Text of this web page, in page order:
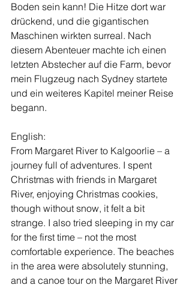
Boden sein kann! Die Hitze dort war
drückend, und die gigantischen
Maschinen wirkten surreal. Nach
diesem Abenteuer machte ich einen
letzten Abstecher auf die Farm, bevor
mein Flugzeug nach Sydney startete
und ein weiteres Kapitel meiner Reise
begann.
English:
From Margaret River to Kalgoorlie – a
journey full of adventures. I spent
Christmas with friends in Margaret
River, enjoying Christmas cookies,
though without snow, it felt a bit
strange. I also tried sleeping in my car
for the first time – not the most
comfortable experience. The beaches
in the area were absolutely stunning,
and a canoe tour on the Margaret River